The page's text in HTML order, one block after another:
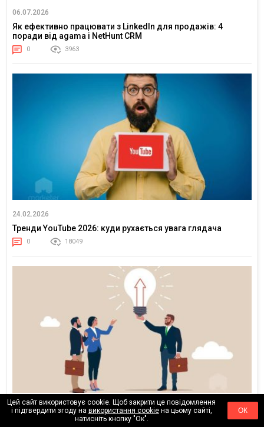
06.07.2026
Як ефективно працювати з LinkedIn для продажів: 4
поради від agama і NetHunt CRM
0 3963
24.02.2026
Тренди YouTube 2026: куди рухається увага глядача
0 18049
17.02.2026
Клієнти більше не купують медіаплан — вони купують
Цей сайт використовує cookie. Щоб закрити це повідомлення
і підтвердити згоду на використання cookieна цьому сайті,
натисніть кнопку "Ок".
ОК